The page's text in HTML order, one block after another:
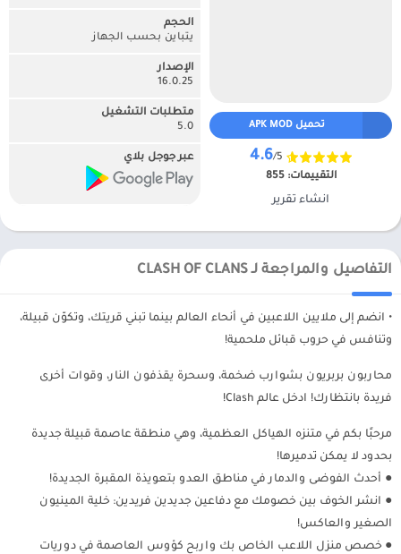
تحميل APK MOD
4.6/5
التقييمات:855
انشاء تقرير
الحجم
يتباين بحسب الجهاز
الإصدار
16.0.25
متطلبات التشغيل
5.0
عبر جوجل بلاي
التفاصيل والمراجعة لـ CLASH OF CLANS
• انضم إلى ملايين اللاعبين في أنحاء العالم بينما تبني قريتك، وتكوّن قبيلة،
وتنافس في حروب قبائل ملحمية!
محاربون بربريون بشوارب ضخمة، وسحرة يقذفون النار، وقوات أخرى
فريدة بانتظارك! ادخل عالم Clash!
مرحبًا بكم في متنزه الهياكل العظمية، وهي منطقة عاصمة قبيلة جديدة
بحدود لا يمكن تدميرها!
● أحدث الفوضى والدمار في مناطق العدو بتعويذة المقبرة الجديدة!
● انشر الخوف بين خصومك مع دفاعين جديدين فريدين: خلية المينيون
الصغير والعاكس!
● خصص منزل اللاعب الخاص بك واربح كؤوس العاصمة في دوريات